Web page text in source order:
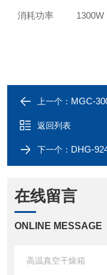
消耗功率 1300W
上一个： MGC-
返回列表
下一个： DHG-
在线留言
ONLINE MESSAGE